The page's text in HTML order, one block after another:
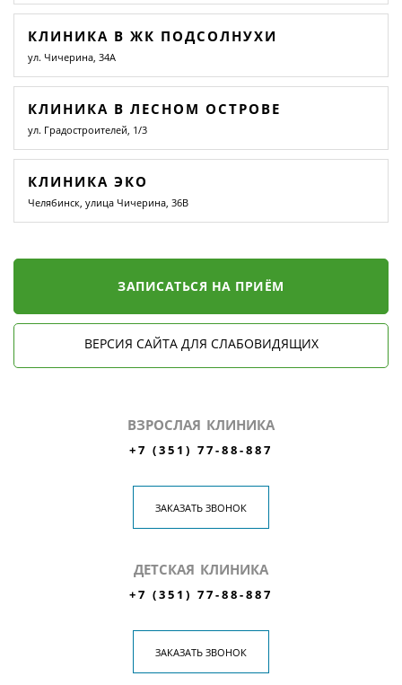
КЛИНИКА В ЖК ПОДСОЛНУХИ
ул. Чичерина, 34А
КЛИНИКА В ЛЕСНОМ ОСТРОВЕ
ул. Градостроителей, 1/3
КЛИНИКА ЭКО
Челябинск, улица Чичерина, 36В
ЗАПИСАТЬСЯ НА ПРИЁМ
ВЕРСИЯ САЙТА ДЛЯ СЛАБОВИДЯЩИХ
ВЗРОСЛАЯ КЛИНИКА
+7 (351) 77-88-887
ЗАКАЗАТЬ ЗВОНОК
ДЕТСКАЯ КЛИНИКА
+7 (351) 77-88-887
ЗАКАЗАТЬ ЗВОНОК